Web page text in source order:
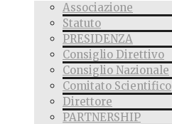
Associazione
Statuto
PRESIDENZA
Consiglio Direttivo
Consiglio Nazionale
Comitato Scientifico
Direttore
PARTNERSHIP